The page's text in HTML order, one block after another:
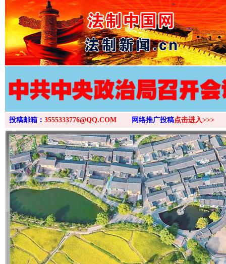
>
投稿邮箱： 3555333776@QQ.COM 网络推广投稿点击进入>>>